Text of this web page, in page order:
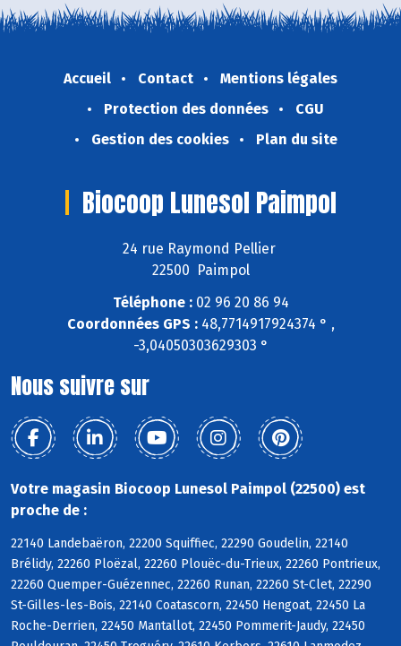
Accueil Contact
Mentions légales
Protection des données
CGU
Gestion des cookies
Plan du site
Biocoop Lunesol Paimpol
24 rue Raymond Pellier
22500 Paimpol
Téléphone :02 96 20 86 94
Coordonnées GPS :48,7714917924374 ° ,
-3,04050303629303 °
Nous suivre sur
Votre magasin Biocoop Lunesol Paimpol (22500) est
proche de :
22140 Landebaëron, 22200 Squiffiec, 22290 Goudelin, 22140
Brélidy, 22260 Ploëzal, 22260 Plouëc-du-Trieux, 22260 Pontrieux,
22260 Quemper-Guézennec, 22260 Runan, 22260 St-Clet, 22290
St-Gilles-les-Bois, 22140 Coatascorn, 22450 Hengoat, 22450 La
Roche-Derrien, 22450 Mantallot, 22450 Pommerit-Jaudy, 22450